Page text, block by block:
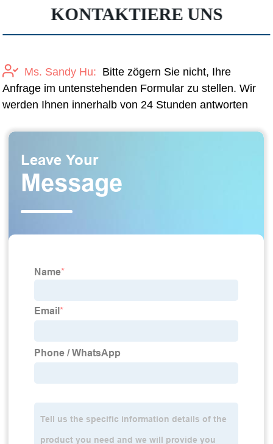
KONTAKTIERE UNS
Ms. Sandy Hu: Bitte zögern Sie nicht, Ihre
Anfrage im untenstehenden Formular zu stellen. Wir
werden Ihnen innerhalb von 24 Stunden antworten